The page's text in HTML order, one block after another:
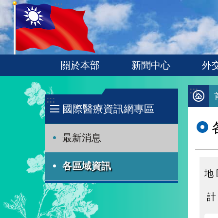
跳到主要內容區塊
:::
關於本部 新聞中心 外
:::
國際醫療資訊網專區
最新消息
各區域資訊
:::